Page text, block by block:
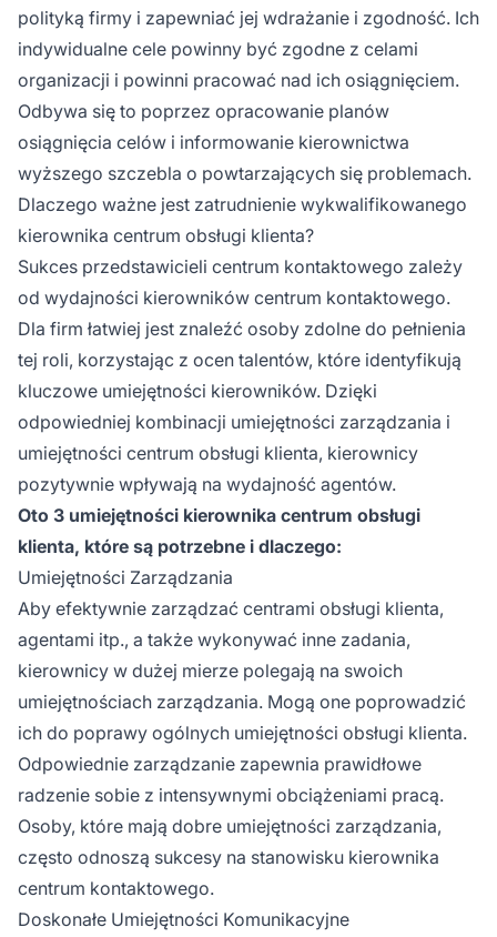
polityką firmy i zapewniać jej wdrażanie i zgodność. Ich
indywidualne cele powinny być zgodne z celami
organizacji i powinni pracować nad ich osiągnięciem.
Odbywa się to poprzez opracowanie planów
osiągnięcia celów i informowanie kierownictwa
wyższego szczebla o powtarzających się problemach.
Dlaczego ważne jest zatrudnienie wykwalifikowanego
kierownika centrum obsługi klienta?
Sukces przedstawicieli centrum kontaktowego zależy
od wydajności kierowników centrum kontaktowego.
Dla firm łatwiej jest znaleźć osoby zdolne do pełnienia
tej roli, korzystając z ocen talentów, które identyfikują
kluczowe umiejętności kierowników. Dzięki
odpowiedniej kombinacji umiejętności zarządzania i
umiejętności centrum obsługi klienta, kierownicy
pozytywnie wpływają na wydajność agentów.
Oto 3 umiejętności kierownika centrum obsługi
klienta, które są potrzebne i dlaczego:
Umiejętności Zarządzania
Aby efektywnie zarządzać centrami obsługi klienta,
agentami itp., a także wykonywać inne zadania,
kierownicy w dużej mierze polegają na swoich
umiejętnościach zarządzania. Mogą one poprowadzić
ich do poprawy ogólnych umiejętności obsługi klienta.
Odpowiednie zarządzanie zapewnia prawidłowe
radzenie sobie z intensywnymi obciążeniami pracą.
Osoby, które mają dobre umiejętności zarządzania,
często odnoszą sukcesy na stanowisku kierownika
centrum kontaktowego.
Doskonałe Umiejętności Komunikacyjne